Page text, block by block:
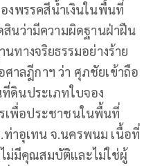
งพรรคสีน้ำเงินในพื้นที่
นว่ามีความผิดฐานฝ่าฝืน
ทางจริยธรรมอย่างร้าย
าลฎีกาฯ ว่า ศุภชัยเข้าถือ
ดินประเภทใบจอง
รเพื่อประชาชนในพื้นที่
าอุเทน จ.นครพนม เนื้อที่
ไม่มีคุณสมบัติและไม่ใช่ผู้